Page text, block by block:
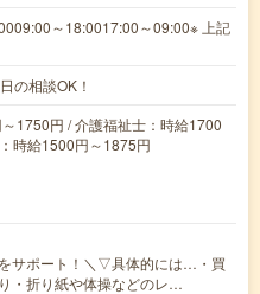
～18:0017:00～09:00※ 上記
の相談OK！
1750円 / 介護福祉士：時給1700
時給1500円～1875円
サポート！＼▽具体的には…・買
・折り紙や体操などのレ…